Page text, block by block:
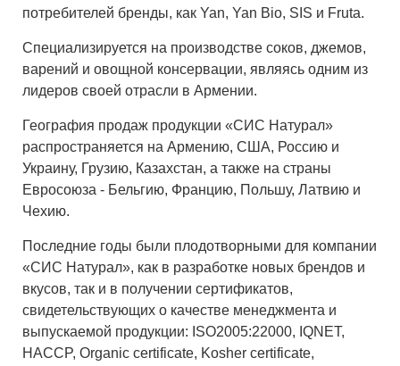
потребителей бренды, как Yan, Yan Bio, SIS и Fruta.
Cпециализируется на производстве соков, джемов,
варений и овощной консервации, являясь одним из
лидеров своей отрасли в Армении.
География продаж продукции «СИС Натурал»
распространяется на Армению, США, Россию и
Украину, Грузию, Казахстан, а также на страны
Евросоюза - Бельгию, Францию, Польшу, Латвию и
Чехию.
Последние годы были плодотворными для компании
«СИС Натурал», как в разработке новых брендов и
вкусов, так и в получении сертификатов,
свидетельствующих о качестве менеджмента и
выпускаемой продукции: ISO2005:22000, IQNET,
HACCP, Organic certificate, Kosher certificate,